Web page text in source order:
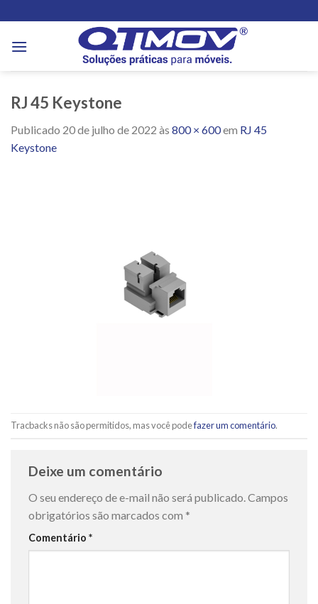
to
content
RJ 45 Keystone
Publicado 20 de julho de 2022 às 800 × 600em RJ 45
Keystone
Tracbacks não são permitidos, mas você podefazer um comentário.
Deixe um comentário
O seu endereço de e-mail não será publicado.Campos
obrigatórios são marcados com *
Comentário *